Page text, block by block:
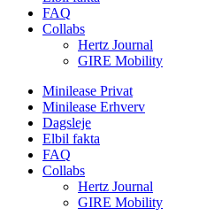
FAQ
Collabs
Hertz Journal
GIRE Mobility
Minilease Privat
Minilease Erhverv
Dagsleje
Elbil fakta
FAQ
Collabs
Hertz Journal
GIRE Mobility